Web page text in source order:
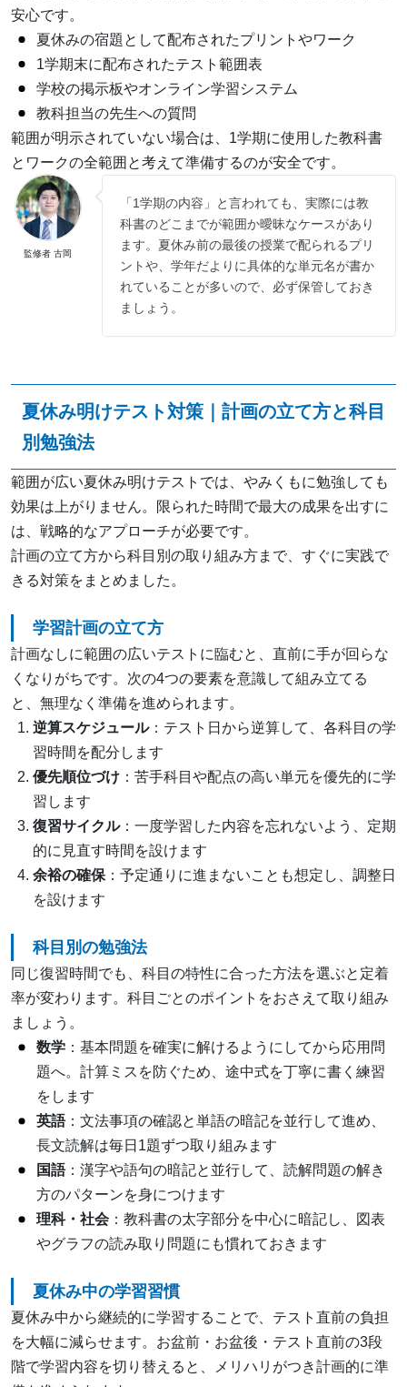
安心です。
夏休みの宿題として配布されたプリントやワーク
1学期末に配布されたテスト範囲表
学校の掲示板やオンライン学習システム
教科担当の先生への質問
範囲が明示されていない場合は、1学期に使用した教科書
とワークの全範囲と考えて準備するのが安全です。
監修者 古岡
「1学期の内容」と言われても、実際には教
科書のどこまでが範囲か曖昧なケースがあり
ます。夏休み前の最後の授業で配られるプリ
ントや、学年だよりに具体的な単元名が書か
れていることが多いので、必ず保管しておき
ましょう。
夏休み明けテスト対策｜計画の立て方と科目
別勉強法
範囲が広い夏休み明けテストでは、やみくもに勉強しても
効果は上がりません。限られた時間で最大の成果を出すに
は、戦略的なアプローチが必要です。
計画の立て方から科目別の取り組み方まで、すぐに実践で
きる対策をまとめました。
学習計画の立て方
計画なしに範囲の広いテストに臨むと、直前に手が回らな
くなりがちです。次の4つの要素を意識して組み立てる
と、無理なく準備を進められます。
逆算スケジュール：テスト日から逆算して、各科目の学
習時間を配分します
優先順位づけ ：苦手科目や配点の高い単元を優先的に学
習します
復習サイクル：一度学習した内容を忘れないよう、定期
的に見直す時間を設けます
余裕の確保 ：予定通りに進まないことも想定し、調整日
を設けます
科目別の勉強法
同じ復習時間でも、科目の特性に合った方法を選ぶと定着
率が変わります。科目ごとのポイントをおさえて取り組み
ましょう。
数学 ：基本問題を確実に解けるようにしてから応用問
題へ。計算ミスを防ぐため、途中式を丁寧に書く練習
をします
英語：文法事項の確認と単語の暗記を並行して進め、
長文読解は毎日1題ずつ取り組みます
国語：漢字や語句の暗記と並行して、読解問題の解き
方のパターンを身につけます
理科・社会 ：教科書の太字部分を中心に暗記し、図表
やグラフの読み取り問題にも慣れておきます
夏休み中の学習習慣
夏休み中から継続的に学習することで、テスト直前の負担
を大幅に減らせます。お盆前・お盆後・テスト直前の3段
階で学習内容を切り替えると、メリハリがつき計画的に準